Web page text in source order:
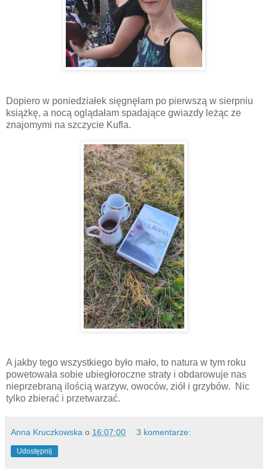
Dopiero w poniedziałek sięgnęłam po pierwszą w sierpniu
książkę, a nocą oglądałam spadające gwiazdy leżąc ze
znajomymi na szczycie Kufla.
A jakby tego wszystkiego było mało, to natura w tym roku
powetowała sobie ubiegłoroczne straty i obdarowuje nas
nieprzebraną ilością warzyw, owoców, ziół i grzybów.
Nic
tylko zbierać i przetwarzać.
Anna Kruczkowska o 16:07:00 3 komentarze:
Udostępnij